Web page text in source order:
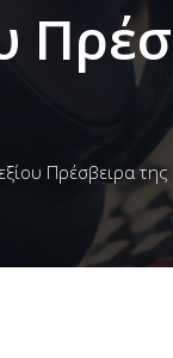
Πρέσβειρα